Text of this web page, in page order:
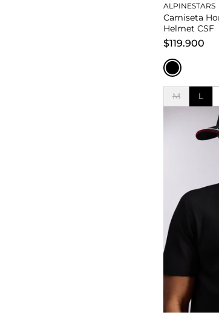
ALPINESTARS
Camiseta
Helmet CSF
$119.900
M
L